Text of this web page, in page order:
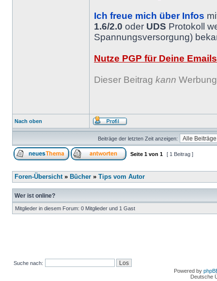
Ich freue mich über Infos
1.6/2.0 oder UDS Protokoll
Spannungsversorgung)
Nutze PGP für Deine
Dieser Beitrag kann
Nach oben
Beiträge der letzten Zeit anzeigen:
Seite 1 von 1 [ 1 Beitrag ]
Foren-Übersicht» Bücher » Tips vom Autor
Wer ist online?
Mitglieder in diesem Forum: 0 Mitglieder und 1 Gast
Suche nach:
Powered by
Deutsche